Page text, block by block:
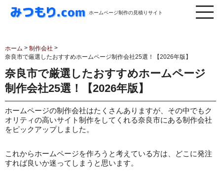
ホームページ制作の見積りサイト
ホーム > 制作会社 >
奈良市で厳選したおすすめホームページ制作会社25選！【2026年版】
奈良市で厳選したおすすめホームページ
制作会社25選！【2026年版】
ホームページの制作会社はたくさんありますが、その中でもク
オリティの高いサイト制作をしてくれる奈良市にある制作会社
をピックアップしました。
これからホームページを作ろうと考えている方は、どこに発注
すれば良いか迷ってしまうと思います。